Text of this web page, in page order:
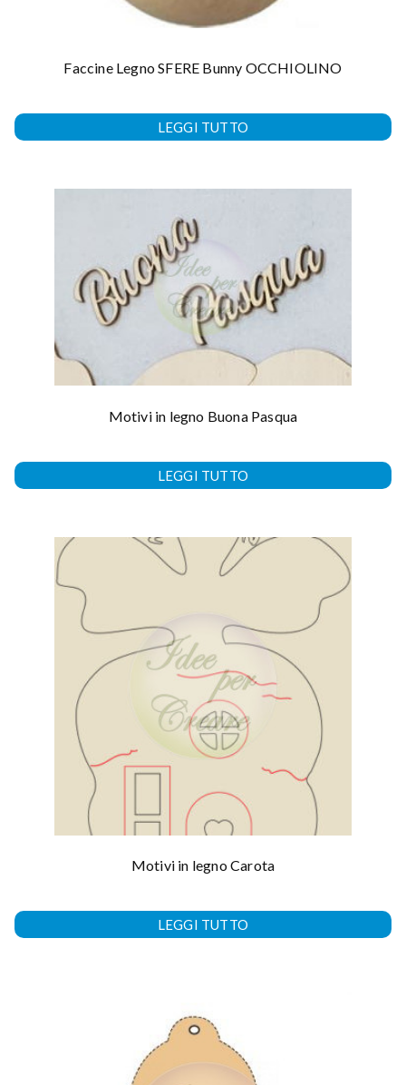
Faccine Legno SFERE Bunny OCCHIOLINO
LEGGI TUTTO
Motivi in legno Buona Pasqua
LEGGI TUTTO
Motivi in legno Carota
LEGGI TUTTO